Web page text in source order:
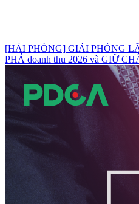
[HẢI PHÒNG] GIẢI PHÓNG
PHÁ doanh thu 2026 và GIỮ